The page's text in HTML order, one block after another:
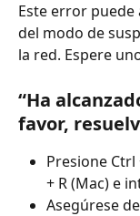
Este error
del modo de
la red. Espere
“Ha
favor,
Presione Ctrl
+ R (Mac) e
Asegúrese